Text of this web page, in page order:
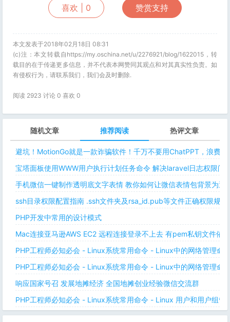
喜欢 | 0 赞赏支持
本文发表于2018年02月18日 08:31
(c)注：本文转载自https://my.oschina.net/u/2276921/blog/1622015，转
载目的在于传递更多信息，并不代表本网赞同其观点和对其真实性负责。如
有侵权行为，请联系我们，我们会及时删除.
阅读 2923 讨论 0 喜欢 0
随机文章 推荐阅读 热评文章
避坑！MotionGo就是一款诈骗软件！千万不要用ChatPPT，浪费时
宝塔面板使用WWW用户执行计划任务命令 解决laravel日志权限问
手机微信一键制作透明底文字表情 教你如何让微信表情包背景为
ssh目录权限配置指南 .ssh文件夹及rsa_id.pub等文件正确权限规则
PHP开发中常用的设计模式
Mac连接亚马逊AWS EC2 远程连接登录不上去 有pem私钥文件依
PHP工程师必知必会 - Linux系统常用命令 - Linux中的网络管理命
PHP工程师必知必会 - Linux系统常用命令 - Linux中的网络管理命
响应国家号召 发展地摊经济 全国地摊创业经验微信交流群
PHP工程师必知必会 - Linux系统常用命令 - Linux 用户和用户组管